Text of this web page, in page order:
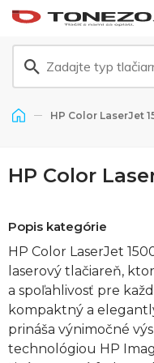
HP Color LaserJet
HP Color
Popis kategórie
HP Color LaserJet
laserový tlačiareň,
a spoľahlivosť pre
kompaktný a
prináša výnimočné
technológiou HP